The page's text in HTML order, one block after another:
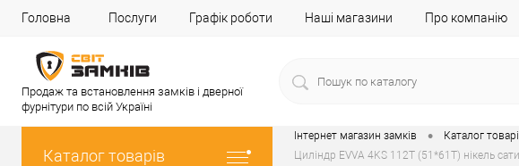
Головна Послуги Графік роботи Наші магазини Про компанію
Продаж та встановлення замків і дверної
фурнітури по всій Україні
Каталог товарів
Інтернет магазин замків • Каталог
Циліндр EVVA 4KS 112T (51*61T) нікель